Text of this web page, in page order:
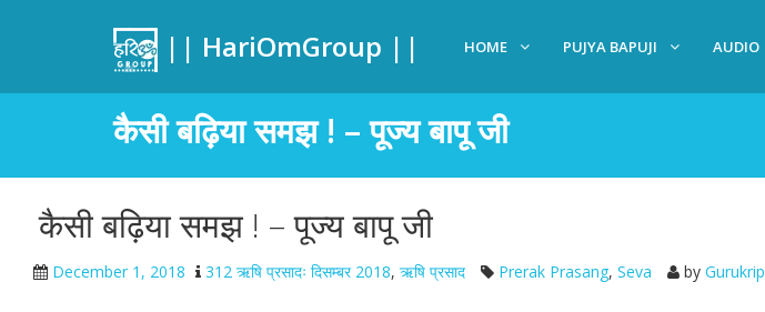
|| HariOmGroup || HOME PUJYA BAPUJI AUDIO
कैसी बढ़िया समझ ! – पूज्य बापू जी
कैसी बढ़िया समझ ! – पूज्य बापू जी
December 1, 2018 312 ऋषि प्रसादः दिसम्बर 2018, ऋषि प्रसाद Prerak Prasang, Seva by